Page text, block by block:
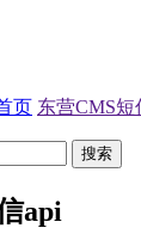
页 东营CMS短
搜索
api